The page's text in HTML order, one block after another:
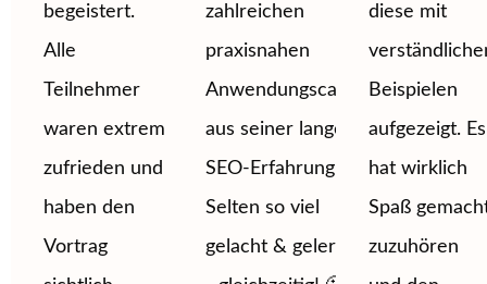
begeistert.
Alle
Teilnehmer
waren extrem
zufrieden und
haben den
Vortrag
zahlreichen
praxisnahen
Anwendungscases
aus seiner langen
SEO-Erfahrung.
Selten so viel
gelacht & gelernt
diese mit
Beispielen
aufgezeigt. Es
hat wirklich
Spaß
zuzuhören